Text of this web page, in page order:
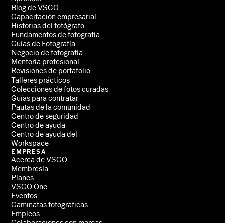
Blog de VSCO
Capacitación empresarial
Historias del fotógrafo
Fundamentos de fotografía
Guías de Fotografía
Negocio de fotografía
Mentoría profesional
Revisiones de portafolio
Talleres prácticos
Colecciones de fotos curadas
Guías para contratar
Pautas de la comunidad
Centro de seguridad
Centro de ayuda
Centro de ayuda del
Workspace
EMPRESA
Acerca de VSCO
Membresía
Planes
VSCO One
Eventos
Caminatas fotográficas
Empleos